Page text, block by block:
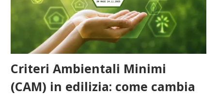
Criteri Ambientali Minimi
(CAM) in edilizia: come cambia